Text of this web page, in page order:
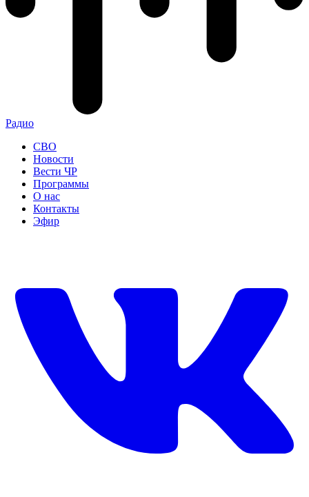
Радио
СВО
Новости
Вести ЧР
Программы
О нас
Контакты
Эфир